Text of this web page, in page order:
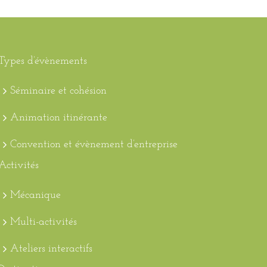
d’évènements
Séminaire et cohésion
Animation itinérante
Convention et évènement d’entreprise
Mécanique
Multi-activités
Ateliers interactifs